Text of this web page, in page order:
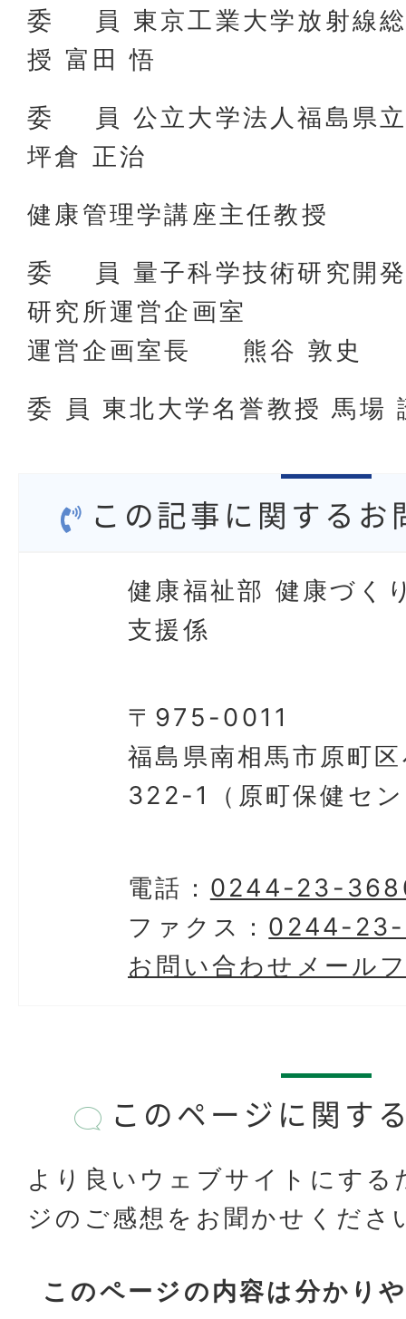
委 員 東京工業大学放射線
授 富田 悟
委 員 公立大学法人福島県立
坪倉 正治
健康管理学講座主任教授
委 員 量子科学技術研究開発
研究所運営企画室
運営企画室長 熊谷 敦史
委 員 東北大学名誉教授 馬場
この記事に関するお
健康福祉部 健康づく
支援係
〒975-0011
福島県南相馬市原町
322-1（原町保健セ
電話： 0244-23-
ファクス： 0244-
お問い合わせメール
このページに関す
より良いウェブサイトにする
ジのご感想をお聞かせくださ
このページの内容は分かり